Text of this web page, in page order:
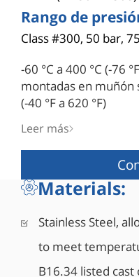
Rango de
Class #300, 50 bar,
-60 °C a 400 °C (-76
montadas en muñón
(-40 °F a 620 °F)
Características de
• Válvula robusta
• Doble bloqueo y
• Diseño robusto del
expulsión
• Con certificación
1278)
• Diseñada Segura
Leer más
Materials:
Stainless Steel,
to meet
B16.34 listed